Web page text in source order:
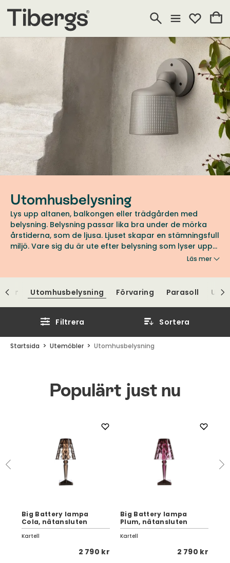
Utomhusbelysning
Lys upp altanen, balkongen eller trädgården med
belysning. Belysning passar lika bra under de mörka
årstiderna, som de ljusa. Ljuset skapar en stämningsfull
miljö. Vare sig du är ute efter belysning som lyser upp
Läs mer
Utomhusbelysning Förvaring Parasoll
Filtrera Sortera
Startsida Utemöbler Utomhusbelysning
Populärt just nu
Big Battery lampa
Cola, nätansluten
Kartell
2 790 kr
Big Battery lampa
Plum, nätansluten
Kartell
2 790 kr